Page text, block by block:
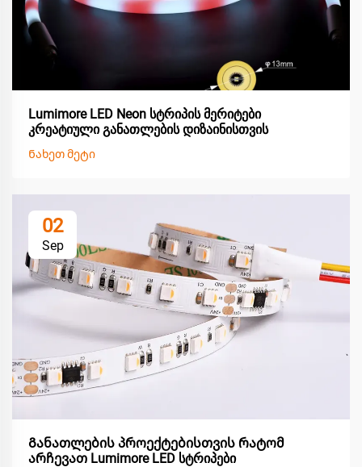
Lumimore LED Neon სტრიპის მერიტები
კრეატიული განათლების დიზაინისთვის
Ნახეთ მეტი
02
Sep
Განათლების პროექტებისთვის რატომ
არჩევათ Lumimore LED სტრიპები